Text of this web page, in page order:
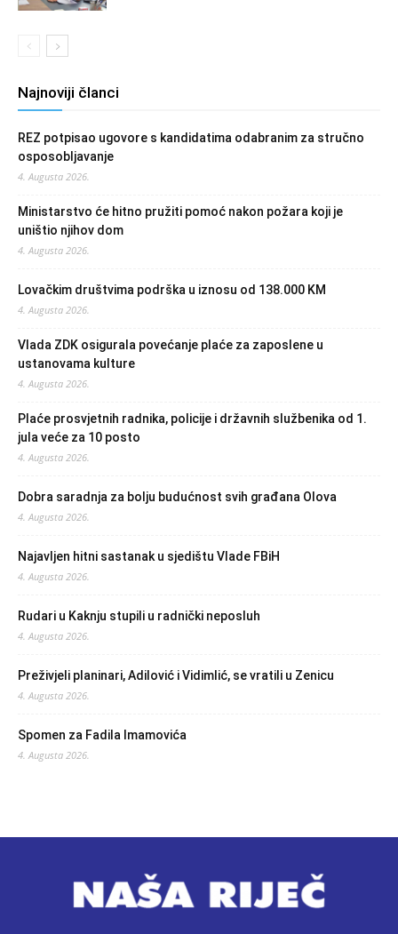
Najnoviji članci
REZ potpisao ugovore s kandidatima odabranim za stručno
osposobljavanje
4. Augusta 2026.
Ministarstvo će hitno pružiti pomoć nakon požara koji je
uništio njihov dom
4. Augusta 2026.
Lovačkim društvima podrška u iznosu od 138.000 KM
4. Augusta 2026.
Vlada ZDK osigurala povećanje plaće za zaposlene u
ustanovama kulture
4. Augusta 2026.
Plaće prosvjetnih radnika, policije i državnih službenika od 1.
jula veće za 10 posto
4. Augusta 2026.
Dobra saradnja za bolju budućnost svih građana Olova
4. Augusta 2026.
Najavljen hitni sastanak u sjedištu Vlade FBiH
4. Augusta 2026.
Rudari u Kaknju stupili u radnički neposluh
4. Augusta 2026.
Preživjeli planinari, Adilović i Vidimlić, se vratili u Zenicu
4. Augusta 2026.
Spomen za Fadila Imamovića
4. Augusta 2026.